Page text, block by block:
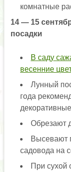
комнатные
14 — 15
посадки
В саду
весенние
Лунный
года
Обрезают
Высевают
садовода на
При сухой